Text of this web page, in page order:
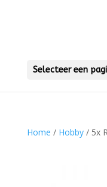
Selecteer een
Home / Hobby/ 5x